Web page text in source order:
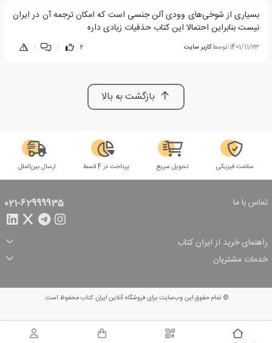
بسیاری از شوخی‌های وودی آلن جنسی است که امکان ترجمه آن در ایران
نیست بنابراین احتمالا این کتاب حذفیات زیادی داره
1401/11/23
|توسطکاربر سایت 2
|
|
بازگشت به بالا
سلامت فیزیکی تحویل سریع پرداخت در 4 قسط ارسال بین‌الملل
تماس با ما 021-62999935
راهنمای خرید از ایران کتاب
ثبت سفارش
شرایط ارسال سفارش
شیوه پرداخت
تخفیف‌های خرید
خدمات مشتریان
© تمام حقوق این وب‌سایت برای فروشگاه آنلاین ایران کتاب محفوظ است.
سبد خرید